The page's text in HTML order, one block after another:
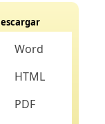
Word
HTML
PDF